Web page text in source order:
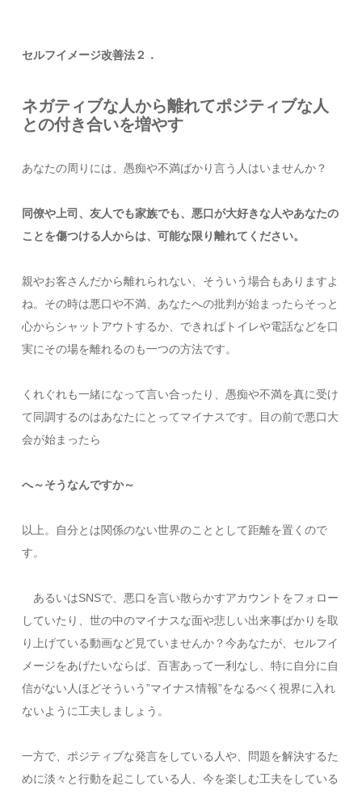
セルフイメージ改善法２．
ネガティブな人から離れてポジティブな人
との付き合いを増やす
あなたの周りには、愚痴や不満ばかり言う人はいませんか？
同僚や上司、友人でも家族でも、悪口が大好きな人やあなたの
ことを傷つける人からは、可能な限り離れてください。
親やお客さんだから離れられない、そういう場合もありますよ
ね。その時は悪口や不満、あなたへの批判が始まったらそっと
心からシャットアウトするか、できればトイレや電話などを口
実にその場を離れるのも一つの方法です。
くれぐれも一緒になって言い合ったり、愚痴や不満を真に受け
て同調するのはあなたにとってマイナスです。目の前で悪口大
会が始まったら
へ～そうなんですか～
以上。自分とは関係のない世界のこととして距離を置くので
す。
あるいはSNSで、悪口を言い散らかすアカウントをフォロー
していたり、世の中のマイナスな面や悲しい出来事ばかりを取
り上げている動画など見ていませんか？今あなたが、セルフイ
メージをあげたいならば、百害あって一利なし、特に自分に自
信がない人ほどそういう”マイナス情報”をなるべく視界に入れ
ないように工夫しましょう。
一方で、ポジティブな発言をしている人や、問題を解決するた
めに淡々と行動を起こしている人、今を楽しむ工夫をしている